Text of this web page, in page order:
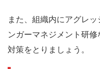
また、組織内にアグレ
ンガーマネジメント研
対策をとりましょう。